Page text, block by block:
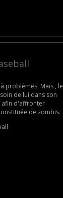
problèmes. Mais , le
de lui dans son
afin d'affronter
de zombis.